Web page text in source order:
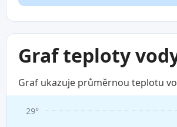
Graf teploty
Graf ukazuje průměrnou teplotu
29°